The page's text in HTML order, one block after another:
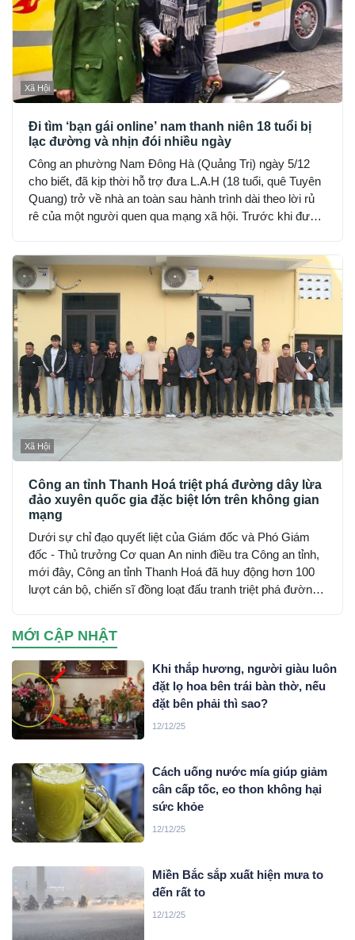
Xã Hội
Đi tìm ‘bạn gái online’ nam thanh niên 18 tuổi bị
lạc đường và nhịn đói nhiều ngày
Công an phường Nam Đông Hà (Quảng Trị) ngày 5/12
cho biết, đã kịp thời hỗ trợ đưa L.A.H (18 tuổi, quê Tuyên
Quang) trở về nhà an toàn sau hành trình dài theo lời rủ
rê của một người quen qua mạng xã hội. Trước khi được
Xã Hội
Công an tỉnh Thanh Hoá triệt phá đường dây lừa
đảo xuyên quốc gia đặc biệt lớn trên không gian
mạng
Dưới sự chỉ đạo quyết liệt của Giám đốc và Phó Giám
đốc - Thủ trưởng Cơ quan An ninh điều tra Công an tỉnh,
mới đây, Công an tỉnh Thanh Hoá đã huy động hơn 100
lượt cán bộ, chiến sĩ đồng loạt đấu tranh triệt phá đường
xuyên quốc gia do đối tượng Mai Văn Tới, sinh năm 2001
trú tại xã Nga Sơn, tỉnh Thanh Hoá cầm đầu…
MỚI CẬP NHẬT
Khi thắp hương, người giàu luôn
đặt lọ hoa bên trái bàn thờ, nếu
đặt bên phải thì sao?
12/12/25
Cách uống nước mía giúp giảm
cân cấp tốc, eo thon không hại
sức khỏe
12/12/25
Miền Bắc sắp xuất hiện mưa to
đến rất to
12/12/25